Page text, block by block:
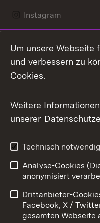
Instagram
Mastodon
Messenger
Social Wall
X / Twitter
Youtube
Benutzungshinweise
Datenschutz
Um unsere Webseite
und verbessern zu
Cookies.
Weitere
unserer
Technisch
Analyse-Cookies
anonymisiert
Drittanbieter-
Facebook, X /
gesamten Webseite